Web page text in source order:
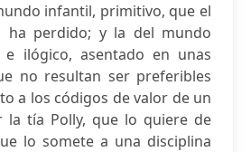
infantil, primitivo, que el
ha perdido; y la del mundo
ilógico, asentado en unas
no resultan ser preferibles
a los códigos de valor de un
la tía Polly, que lo quiere de
lo somete a una disciplina